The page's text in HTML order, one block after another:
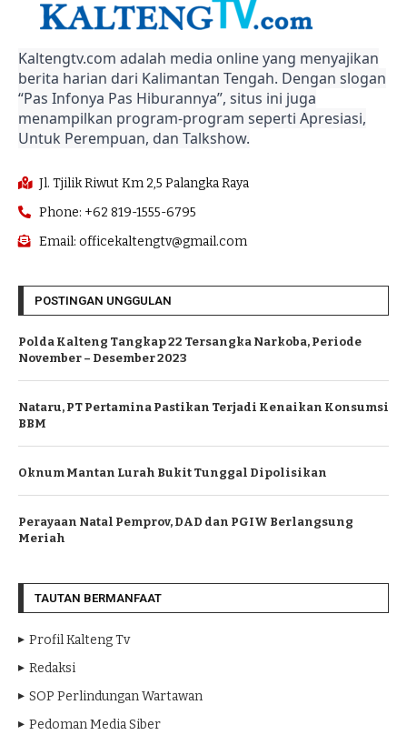
Kaltengtv.com adalah media online yang menyajikan
berita harian dari Kalimantan Tengah. Dengan slogan
“Pas Infonya Pas Hiburannya”, situs ini juga
menampilkan program-program seperti Apresiasi,
Untuk Perempuan, dan Talkshow.
Jl. Tjilik Riwut Km 2,5 Palangka Raya
Phone: +62 819-1555-6795
Email: officekaltengtv@gmail.com
POSTINGAN UNGGULAN
Polda Kalteng Tangkap 22 Tersangka Narkoba, Periode
November – Desember 2023
Nataru, PT Pertamina Pastikan Terjadi Kenaikan Konsumsi
BBM
Oknum Mantan Lurah Bukit Tunggal Dipolisikan
Perayaan Natal Pemprov, DAD dan PGIW Berlangsung
Meriah
TAUTAN BERMANFAAT
Profil Kalteng Tv
Redaksi
SOP Perlindungan Wartawan
Pedoman Media Siber